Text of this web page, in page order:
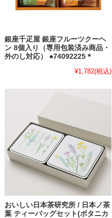
銀座千疋屋 銀座フルーツクーヘ
ン 8個入り（専用包装済み商品・
外のし対応） ●74092225＊
¥1,782(税込)
おいしい日本茶研究所 / 日本ノ茶
葉 ティーバッグセット(ボタニカ